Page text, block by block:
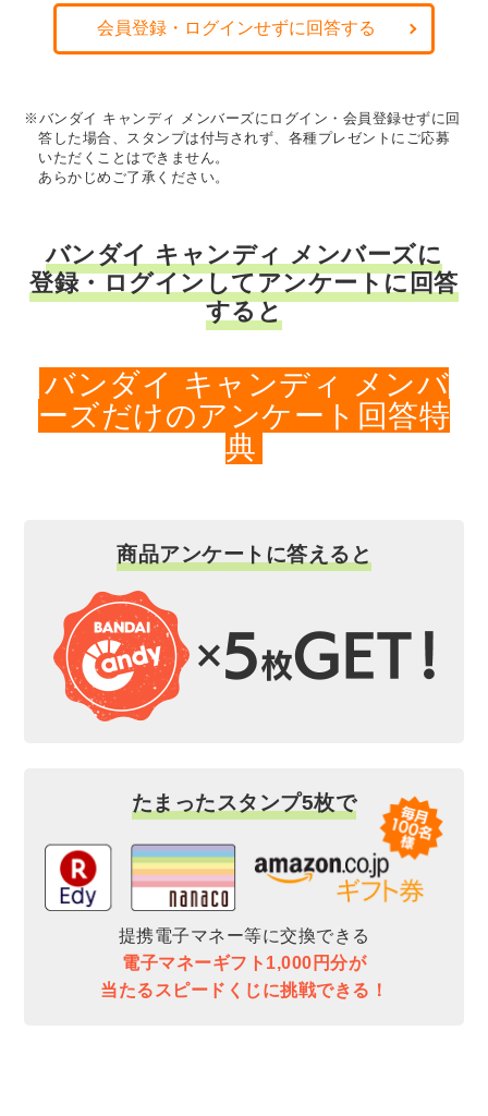
会員登録・ログインせずに回答する
※バンダイ キャンディ メンバーズにログイン・会員登録せずに回
答した場合、スタンプは付与されず、各種プレゼントにご応募
いただくことはできません。
あらかじめご了承ください。
バンダイ キャンディ メンバーズに
登録・ログインしてアンケートに回答
すると
バンダイ キャンディ メンバ
ーズだけのアンケート回答特
典
商品アンケートに答えると
たまったスタンプ5枚で
提携電子マネー等に交換できる
電子マネーギフト1,000円分が
当たるスピードくじに挑戦できる！